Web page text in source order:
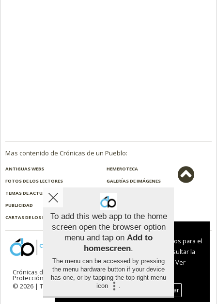
Mas contenido de Crónicas de un Pueblo:
ANTIGUAS WEBS
HEMEROTECA
FOTOS DE LOS LECTORES
GALERÍAS DE IMÁGENES
TEMAS DE ACTUALIDAD
PUBLICIDAD
CONTACTO
CARTAS DE LOS LECTORES
ENCUESTAS
Crónicas de un Pueblo |Términos de uso|
Protección de datos
© 2026 | Todos los derechos reservados
To add this web app to the home
screen open the browser option
menu and tap on Add to
homescreen.
The menu can be accessed by pressing
the menu hardware button if your device
has one, or by tapping the top right menu
icon
.
Aviso sobre el Uso de cookies:
Utilizamos cookies nuestras y de terceros para el
funcionamiento del digital. Puedes consultar la
lista de cookies y como desconectarlas.
Ver
nuestra Política de Privacidad y Cookies
Aceptar Cookies
Personalizar